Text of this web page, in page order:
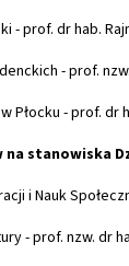
- prof. dr hab.
- prof.
Płocku - prof. dr
na stanowiska
i Nauk
- prof. nzw. dr